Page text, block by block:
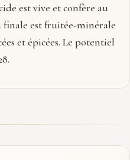
est vive et confère au
est fruitée-minérale
et épicées. Le potentiel